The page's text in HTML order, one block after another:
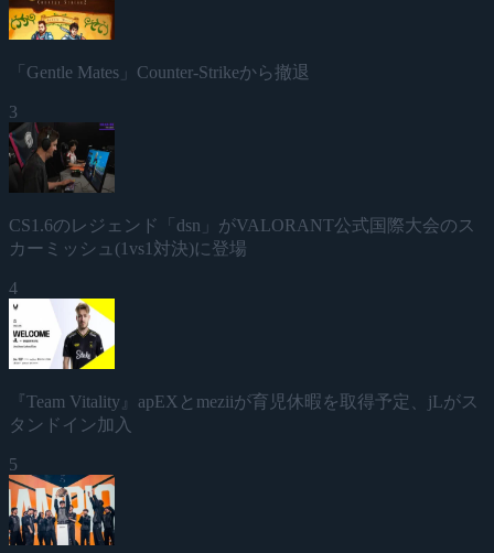
「Gentle Mates」Counter-Strikeから撤退
3
CS1.6のレジェンド「dsn」がVALORANT公式国際大会のス
カーミッシュ(1vs1対決)に登場
4
『Team Vitality』apEXとmeziiが育児休暇を取得予定、jLがス
タンドイン加入
5